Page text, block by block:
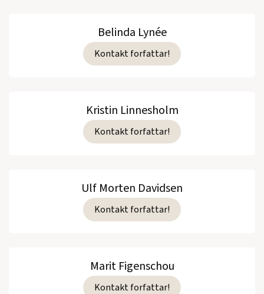
Belinda Lynée
Kontakt forfattar!
Kristin Linnesholm
Kontakt forfattar!
Ulf Morten Davidsen
Kontakt forfattar!
Marit Figenschou
Kontakt forfattar!